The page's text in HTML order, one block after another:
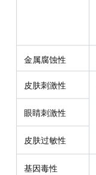
金属腐蚀性
皮肤刺激性
眼睛刺激性
皮肤过敏性
基因毒性